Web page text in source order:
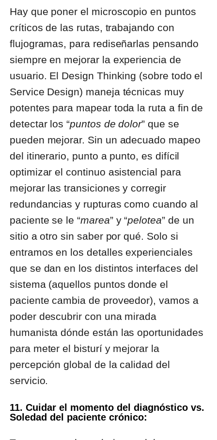
Hay que poner el microscopio en puntos
críticos de las rutas, trabajando con
flujogramas, para rediseñarlas pensando
siempre en mejorar la experiencia de
usuario. El Design Thinking (sobre todo el
Service Design) maneja técnicas muy
potentes para mapear toda la ruta a fin de
detectar los “puntos de dolor” que se
pueden mejorar. Sin un adecuado mapeo
del itinerario, punto a punto, es difícil
optimizar el continuo asistencial para
mejorar las transiciones y corregir
redundancias y rupturas como cuando al
paciente se le “marea” y “pelotea” de un
sitio a otro sin saber por qué. Solo si
entramos en los detalles experienciales
que se dan en los distintos interfaces del
sistema (aquellos puntos donde el
paciente cambia de proveedor), vamos a
poder descubrir con una mirada
humanista dónde están las oportunidades
para meter el bisturí y mejorar la
percepción global de la calidad del
servicio.
11. Cuidar el momento del diagnóstico vs.
Soledad del paciente crónico: